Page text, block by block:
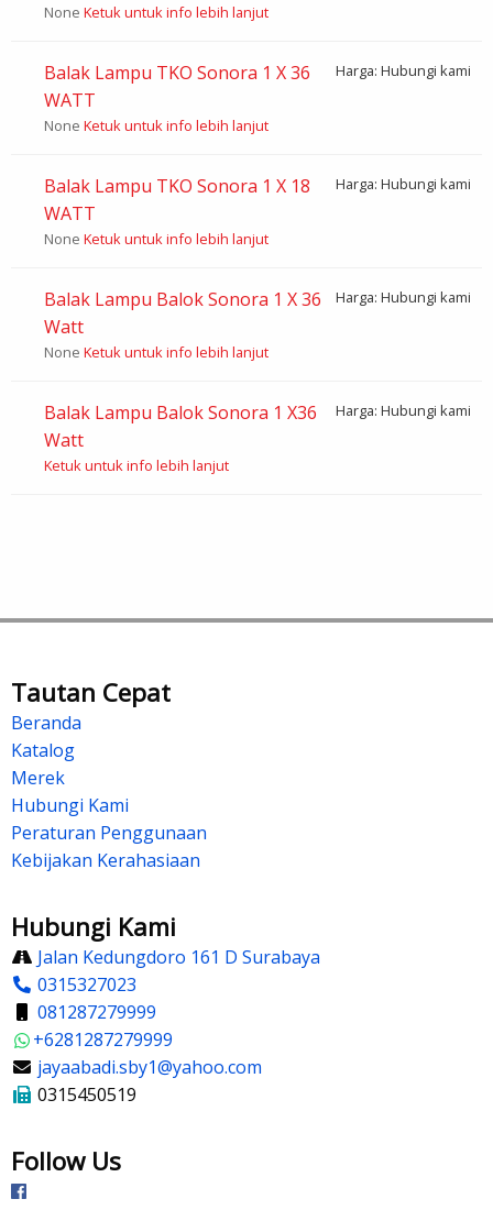
None Ketuk untuk info lebih lanjut
Balak Lampu TKO Sonora 1 X 36
WATT
Harga: Hubungi kami
None Ketuk untuk info lebih lanjut
Balak Lampu TKO Sonora 1 X 18
WATT
Harga: Hubungi kami
None Ketuk untuk info lebih lanjut
Balak Lampu Balok Sonora 1 X 36
Watt
Harga: Hubungi kami
None Ketuk untuk info lebih lanjut
Balak Lampu Balok Sonora 1 X36
Watt
Harga: Hubungi kami
Ketuk untuk info lebih lanjut
Tautan Cepat
Beranda
Katalog
Merek
Hubungi Kami
Peraturan Penggunaan
Kebijakan Kerahasiaan
Hubungi Kami
Jalan Kedungdoro 161 D Surabaya
0315327023
081287279999
+6281287279999
jayaabadi.sby1@yahoo.com
0315450519
Follow Us